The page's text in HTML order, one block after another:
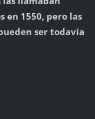
en 1550, pero las
ser todavía